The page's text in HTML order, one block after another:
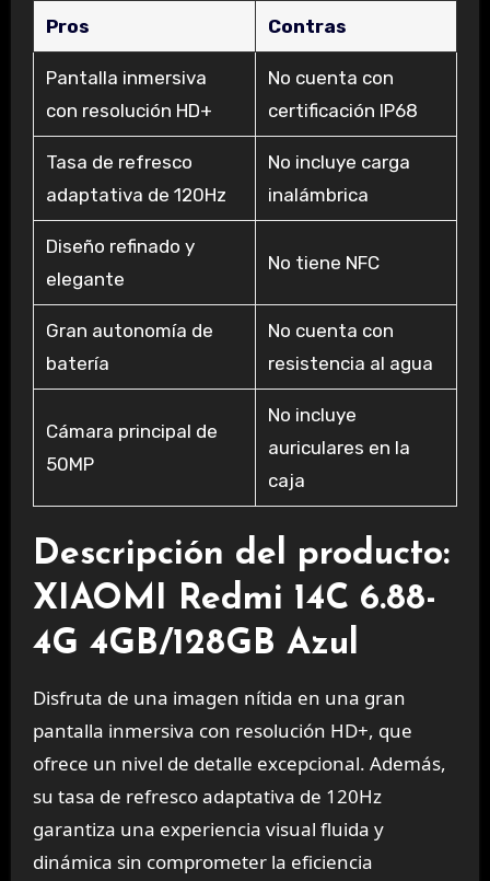
Pros Contras
Pantalla inmersiva
con resolución HD+
No cuenta con
certificación IP68
Tasa de refresco
adaptativa de 120Hz
No incluye carga
inalámbrica
Diseño refinado y
elegante
No tiene NFC
Gran autonomía de
batería
No cuenta con
resistencia al agua
Cámara principal de
50MP
No incluye
auriculares en la
caja
Descripción del producto:
XIAOMI Redmi 14C 6.88-
4G 4GB/128GB Azul
Disfruta de una imagen nítida en una gran
pantalla inmersiva con resolución HD+, que
ofrece un nivel de detalle excepcional. Además,
su tasa de refresco adaptativa de 120Hz
garantiza una experiencia visual fluida y
dinámica sin comprometer la eficiencia